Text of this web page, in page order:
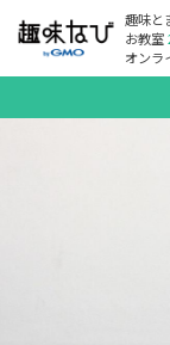
趣味と
お教室
オンラ